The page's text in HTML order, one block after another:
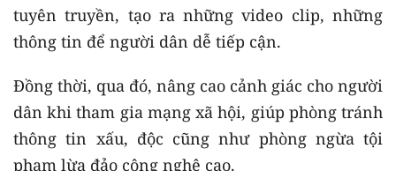
tuyên truyền, tạo ra những video clip, những
thông tin để người dân dễ tiếp cận.
Đồng thời, qua đó, nâng cao cảnh giác cho người
dân khi tham gia mạng xã hội, giúp phòng tránh
thông tin xấu, độc cũng như phòng ngừa tội
phạm lừa đảo công nghệ cao.